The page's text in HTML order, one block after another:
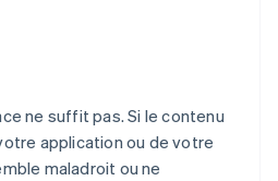
ne suffit pas. Si le contenu
application ou de votre
maladroit ou ne